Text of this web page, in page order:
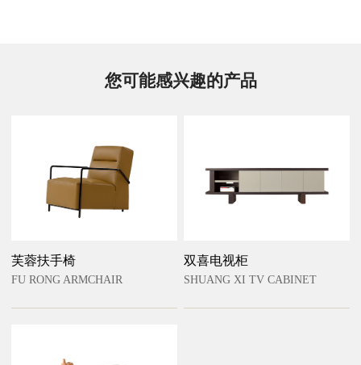
您可能感兴趣的产品
芙蓉扶手椅
FU RONG ARMCHAIR
双喜电视柜
SHUANG XI TV CABINET